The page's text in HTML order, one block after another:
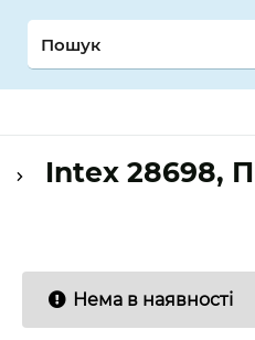
Intex 28698,
Нема в наявності